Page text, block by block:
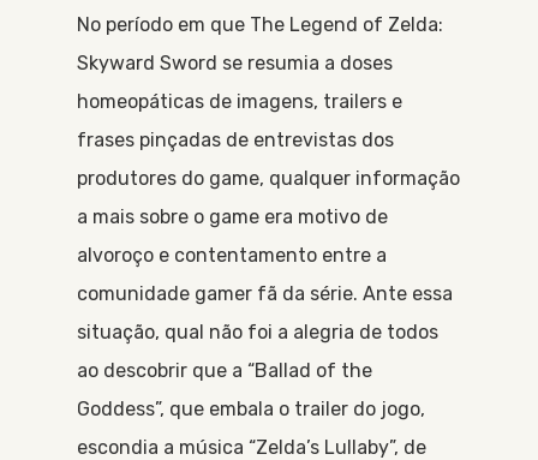
No período em que The Legend of Zelda:
Skyward Sword se resumia a doses
homeopáticas de imagens, trailers e
frases pinçadas de entrevistas dos
produtores do game, qualquer informação
a mais sobre o game era motivo de
alvoroço e contentamento entre a
comunidade gamer fã da série. Ante essa
situação, qual não foi a alegria de todos
ao descobrir que a “Ballad of the
Goddess”, que embala o trailer do jogo,
escondia a música “Zelda’s Lullaby”, de